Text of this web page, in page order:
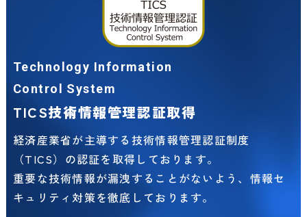
Technology Information
Control System
TICS技術情報管理認証取得
経済産業省が主導する技術情報管理認証制度
（TICS）の認証を取得しております。
重要な技術情報が漏洩することがないよう、情報セ
キュリティ対策を徹底しております。